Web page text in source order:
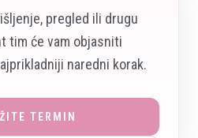
pregled ili drugu
tim će vam objasniti
naredni korak.
TERMIN